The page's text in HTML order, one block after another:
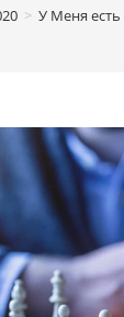
> У Меня